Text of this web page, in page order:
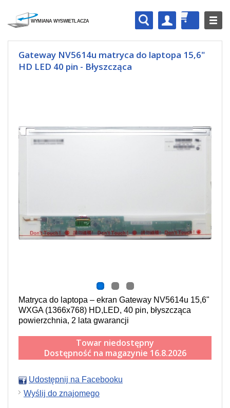
Gateway NV5614u matryca do laptopa 15,6"
HD LED 40 pin - Błyszcząca
Matryca do laptopa – ekran Gateway NV5614u 15,6"
WXGA (1366x768) HD,LED, 40 pin, błyszcząca
powierzchnia, 2 lata gwarancji
Towar niedostępny
Dostępność na magazynie 16.8.2026
Udostępnij na Facebooku
Wyślij do znajomego